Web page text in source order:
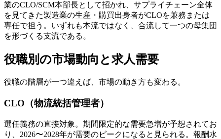
業のCLO/SCM本部長として招かれ、サプライチェーン全体
を見てきた製造業の生産・購買出身者がCLOを兼務または
専任で担う。いずれも本流ではなく、合流して一つの母集団
を形づくる支流である。
役職別の市場動向と求人需要
役職の階層が一つ違えば、市場の動き方も変わる。
CLO（物流統括管理者）
選任義務の直接対象。期間限定的な需要急増が予想されてお
り、2026〜2028年が需要のピークになると見られる。報酬水